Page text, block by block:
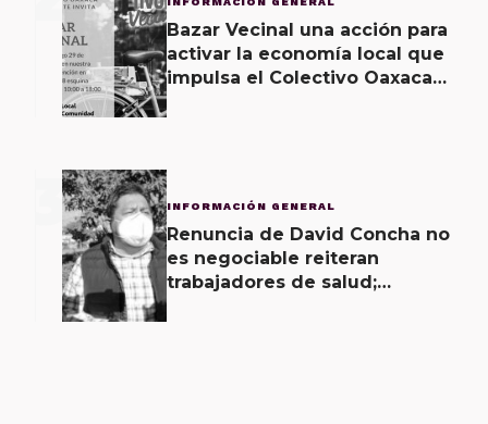
Bazar Vecinal una acción para
activar la economía local que
impulsa el Colectivo Oaxaca
3 INFORMACIÓN GENERAL
Renuncia de David Concha no
es negociable reiteran
trabajadores de salud;